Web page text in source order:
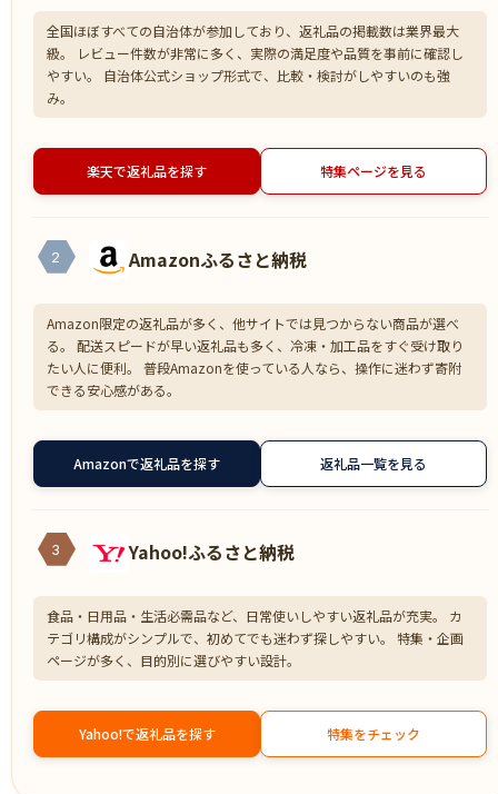
全国ほぼすべての自治体が参加しており、返礼品の掲載数は業界最大
級。 レビュー件数が非常に多く、実際の満足度や品質を事前に確認し
やすい。 自治体公式ショップ形式で、比較・検討がしやすいのも強
み。
楽天で返礼品を探す 特集ページを見る
2 Amazonふるさと納税
Amazon限定の返礼品が多く、他サイトでは見つからない商品が選べ
る。 配送スピードが早い返礼品も多く、冷凍・加工品をすぐ受け取り
たい人に便利。 普段Amazonを使っている人なら、操作に迷わず寄附
できる安心感がある。
Amazonで返礼品を探す 返礼品一覧を見る
3 Yahoo!ふるさと納税
食品・日用品・生活必需品など、日常使いしやすい返礼品が充実。 カ
テゴリ構成がシンプルで、初めてでも迷わず探しやすい。 特集・企画
ページが多く、目的別に選びやすい設計。
Yahoo!で返礼品を探す 特集をチェック